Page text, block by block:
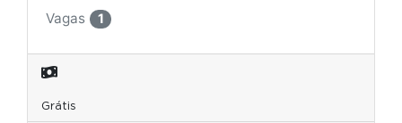
Vagas
1
Grátis